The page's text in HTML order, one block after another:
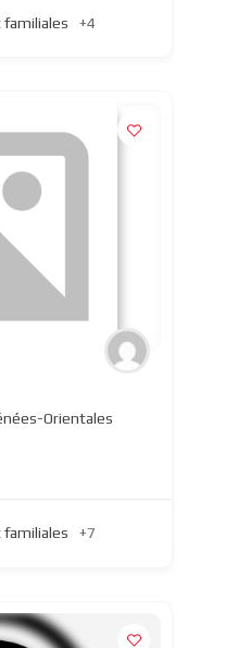
familiales +4
Orientales
familiales +7